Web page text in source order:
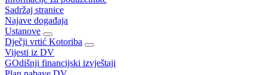
Sadržaj stranice
Najave događaja
Ustanove
Dječji vrtić Kotoriba
Vijesti iz DV
GOdišnji financijski izvještaji